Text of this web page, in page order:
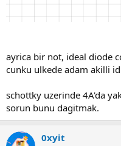
ayrica bir not, ideal diode
cunku ulkede adam akilli
schottky uzerinde 4A'da
sorun bunu dagitmak.
0xyit